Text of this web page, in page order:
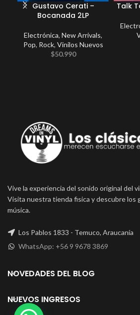
Gustavo Cerati –
Bocanada 2LP
Electrónica, New Arrivals,
Pop, Rock, Vinilos Nuevos
$50.990
Talk
Vive la experiencia del sonido original del
Visita nuestra tienda fisica y descubre los
música.
Los Pablos 1833 - Temuco, Araucanía
WhatsApp: +56 9 9678 3869
NOVEDADES DEL BLOG
NUEVOS INGRESOS